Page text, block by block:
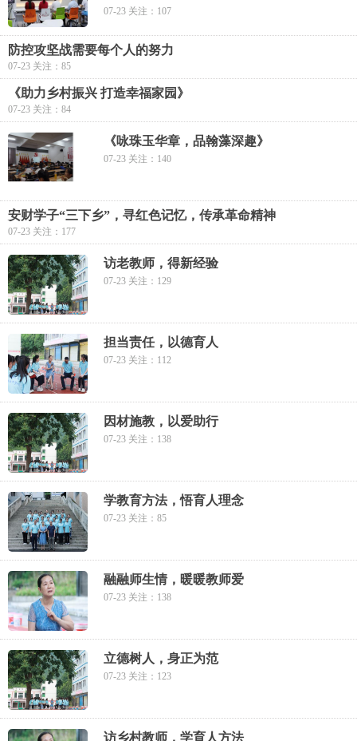
07-23 关注：107
防控攻坚战需要每个人的努力
07-23 关注：85
《助力乡村振兴 打造幸福家园》
07-23 关注：84
《咏珠玉华章，品翰藻深趣》
07-23 关注：140
安财学子“三下乡”，寻红色记忆，传承革命精神
07-23 关注：177
访老教师，得新经验
07-23 关注：129
担当责任，以德育人
07-23 关注：112
因材施教，以爱助行
07-23 关注：138
学教育方法，悟育人理念
07-23 关注：85
融融师生情，暖暖教师爱
07-23 关注：138
立德树人，身正为范
07-23 关注：123
访乡村教师，学育人方法